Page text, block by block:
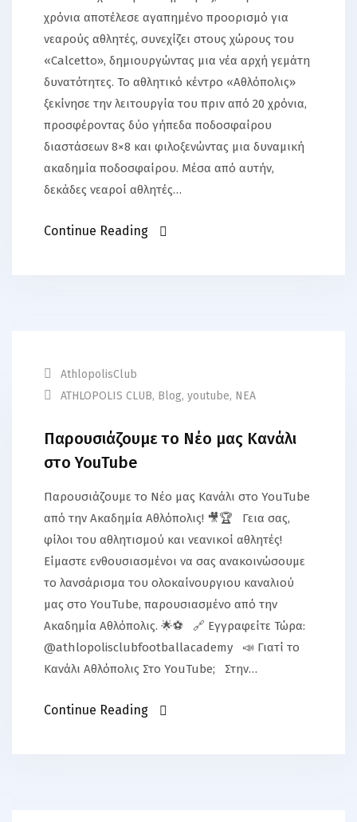
χρόνια αποτέλεσε αγαπημένο προορισμό για
νεαρούς αθλητές, συνεχίζει στους χώρους του
«Calcetto», δημιουργώντας μια νέα αρχή γεμάτη
δυνατότητες. Το αθλητικό κέντρο «Αθλόπολις»
ξεκίνησε την λειτουργία του πριν από 20 χρόνια,
προσφέροντας δύο γήπεδα ποδοσφαίρου
διαστάσεων 8×8 και φιλοξενώντας μια δυναμική
ακαδημία ποδοσφαίρου. Μέσα από αυτήν,
δεκάδες νεαροί αθλητές…
Continue Reading
AthlopolisClub
ATHLOPOLIS CLUB, Blog, youtube, ΝΕΑ
Παρουσιάζουμε το Νέο μας Κανάλι
στο YouTube
Παρουσιάζουμε το Νέο μας Κανάλι στο YouTube
από την Ακαδημία Αθλόπολις! 🎥🏆 Γεια σας,
φίλοι του αθλητισμού και νεανικοί αθλητές!
Είμαστε ενθουσιασμένοι να σας ανακοινώσουμε
το λανσάρισμα του ολοκαίνουργιου καναλιού
μας στο YouTube, παρουσιασμένο από την
Ακαδημία Αθλόπολις. 🌟⚽ 🔗 Εγγραφείτε Τώρα:
@athlopolisclubfootballacademy 📣 Γιατί το
Κανάλι Αθλόπολις Στο YouTube; Στην…
Continue Reading